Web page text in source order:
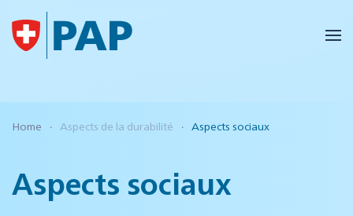
Accéder au contenu principal
Home Aspects de la durabilité Aspects sociaux
Aspects sociaux